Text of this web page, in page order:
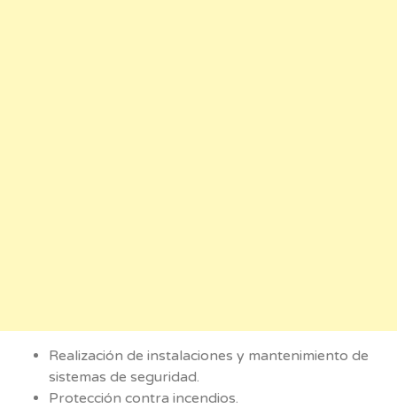
Realización de instalaciones y mantenimiento de
sistemas de seguridad.
Protección contra incendios.